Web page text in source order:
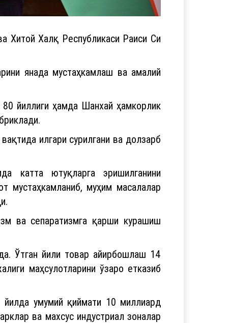
Хитой Халқ Республикаси Раиси Си
янада мустаҳкамлаш ва амалий
йиллиги ҳамда Шанхай ҳамкорлик
илгари сурилгани ва долзарб
катта ютуқларга эришилганини
мустаҳкамланиб, муҳим масалалар
ва сепаратизмга қарши курашиш
Ўтган йили товар айирбошлаш 14
маҳсулотларини ўзаро етказиб
умумий қиймати 10 миллиард
ва махсус индустриал зоналар